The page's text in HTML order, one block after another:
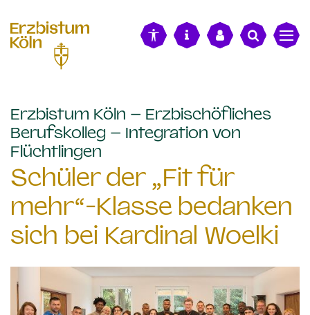
Erzbistum Köln – Erzbischöfliches
Berufskolleg – Integration von
Flüchtlingen
Schüler der „Fit für
mehr“-Klasse bedanken
sich bei Kardinal Woelki